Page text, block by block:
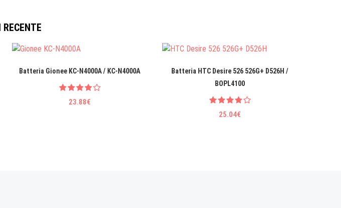
Batteria Gionee KC-N4000A / KC-N4000A
23.88€
Batteria HTC Desire 526 526G+ D526H /
BOPL4100
25.04€